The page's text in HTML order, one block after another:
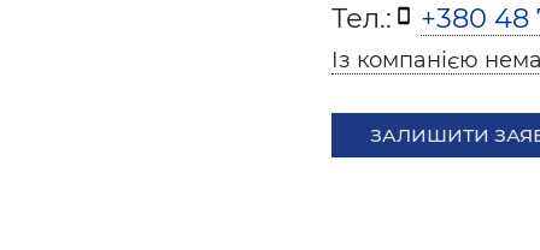
Фарби,
Медіа
Вікна
Тел.: +380 48
Із компанією
ЗАЛИШИТИ